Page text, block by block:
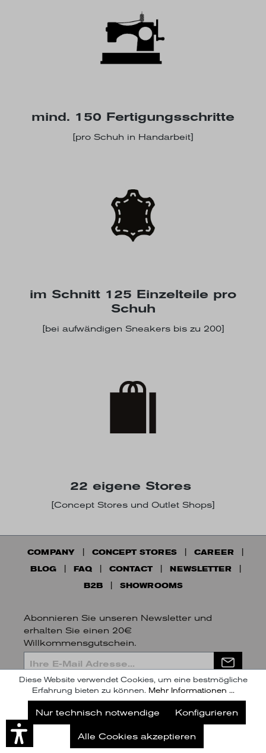
mind. 150 Fertigungsschritte
[pro Schuh in Handarbeit]
im Schnitt 125 Einzelteile pro
Schuh
[bei aufwändigen Sneakers bis zu 200]
22 eigene Stores
[Concept Stores und Outlet Shops]
COMPANY CONCEPT STORES
CAREER
BLOG
FAQ CONTACT
NEWSLETTER
B2B
SHOWROOMS
Abonnieren Sie unseren Newsletter und
erhalten Sie einen 20€
Willkommensgutschein.
Ich habe dieDatenschutzbestimmungenzur
Kenntnis genommen.
Diese Website verwendet Cookies, um eine bestmögliche
Erfahrung bieten zu können. Mehr Informationen ...
Nur technisch notwendige Konfigurieren
Alle Cookies akzeptieren